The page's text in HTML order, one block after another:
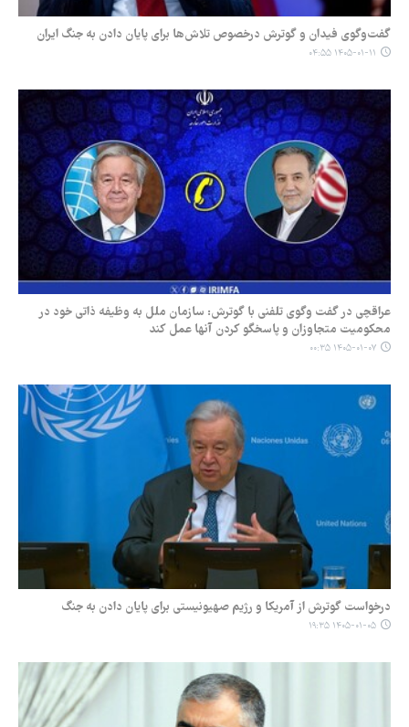
گفت‌وگوی فیدان و گوترش درخصوص تلاش‌ها برای پایان دادن به جنگ ایران
۱۴۰۵-۰۱-۱۱ ۰۴:۵۵
عراقچی در گفت وگوی تلفنی با گوترش: سازمان ملل به وظیفه ذاتی خود در
محکومیت متجاوزان و پاسخگو کردن آنها عمل کند
۱۴۰۵-۰۱-۰۷ ۰۰:۳۵
درخواست گوترش از آمریکا و رژیم صهیونیستی برای پایان دادن به جنگ
۱۴۰۵-۰۱-۰۵ ۱۹:۳۵